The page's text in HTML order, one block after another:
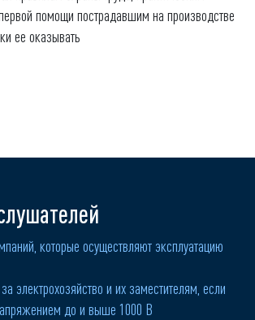
помощи пострадавшим на производстве
ее оказывать
которые осуществляют эксплуатацию
электрохозяйство и их заместителям, если
до и выше 1000 В